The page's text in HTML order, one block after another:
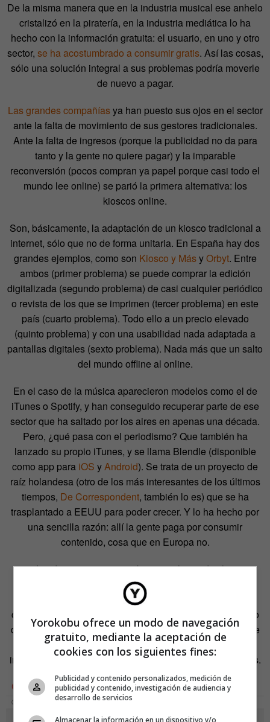
De la misma manera que en la industria musical ese anhelo
cristalizó en la piratería, en la industria mediática lo ha
hecho con la información gratuita: el usuario, en uno y otro
sector, se ha acostumbrado a consumir gratis. Así las cosas,
sólo una solución integral a sus problemas podría moverle
de nuevo a pagar.
Las grandes compañíasya han puesto sus ojos en el sector
ante la falta de movimiento de sus gestores tradicionales.
Ante la falta de ingresos (porque la publicidad no da para
tanto y la gente no quiere pagar) y la imparable
reconversión (pocos compran ya papel porque casi todo el
mundo lee online) se parió la primera alternativa: los
kioscos online.
Son, básicamente, la adaptación de un kiosco tradicional a
internet, sólo que no de forma unitaria. En España hay dos
grandes ejemplos, como son Kiosco y MásyOrbyt. Entre
ambos (primer problema) se puede comprar la edición
digitalizada (segundo problema) de casi cualquier periódico
o revista de los que se imprimen (tercer problema) en este
país (cuarto problema). Todo ello a un precio elevado
(quinto problema) y con una usabilidad nada adaptada a
pantallas digitales (sexto problema). Nada más que un salto
del mundo offline al online.
En el caso de la música aparecieron modelos como el de
iTunes o Spotify, y han conseguido recuperar parte de ese
sector que ha saltado por los aires en apenas una década.
Pero, ¿qué pasa con el periodismo? Que también ha
lanzado su propio iTunes, y se llama Blendle (disponible
como app para iOS yAndroid). Se trata de un proyecto de
raíz holandesa (otro de los más interesantes de los últimos
tiempos, De Correspondent, también lo es) que se ha
trasplantado a EEUU para poder crecer. Y lo ha hecho por
una sencilla razón: allí la gente paga por consumir
contenido, cosa que en Europa no.
La idea es reunir en un kiosco online todas las
publicaciones posibles, de forma que el usuario puede
comprar no ya un ejemplar entero, sino los artículos
concretos en los que esté interesado. Es, como en el caso
de iTunes con la música, el pago por aquello concreto que
se va a leer, todo reunido en un mismo sitio, y —esto es
importante— con un buen diseño adaptado a las pantallas.
Yorokobu ofrece un modo de navegación
gratuito, mediante la aceptación de
cookies con los siguientes fines:
Publicidad y contenido personalizados, medición de
publicidad y contenido, investigación de audiencia y
desarrollo de servicios
Almacenar la información en un dispositivo y/o